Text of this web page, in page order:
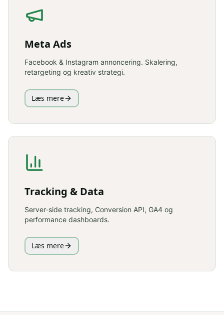
Meta Ads
Facebook & Instagram annoncering. Skalering,
retargeting og kreativ strategi.
Læs mere
Tracking & Data
Server-side tracking, Conversion API, GA4 og
performance dashboards.
Læs mere